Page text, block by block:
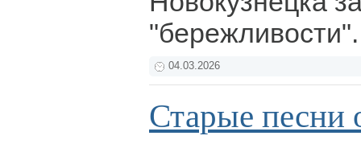
04.03.2026
Старые песни